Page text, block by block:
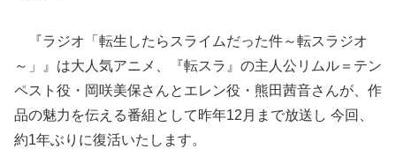
『ラジオ「転生したらスライムだった件～転スラジオ
～」』は大人気アニメ、『転スラ』の主人公リムル＝テン
ペスト役・岡咲美保さんとエレン役・熊田茜音さんが、作
品の魅力を伝える番組として昨年12月まで放送し 今回、
約1年ぶりに復活いたします。